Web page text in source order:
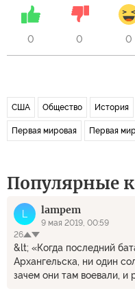
0 0 0
США Общество История
Первая мировая Первая
Популярные
L lampem
9 мая 2019, 00:59
26
&lt; «Когда последний батальон отправился морем из
Архангельска, ни один
зачем они там воевали, и